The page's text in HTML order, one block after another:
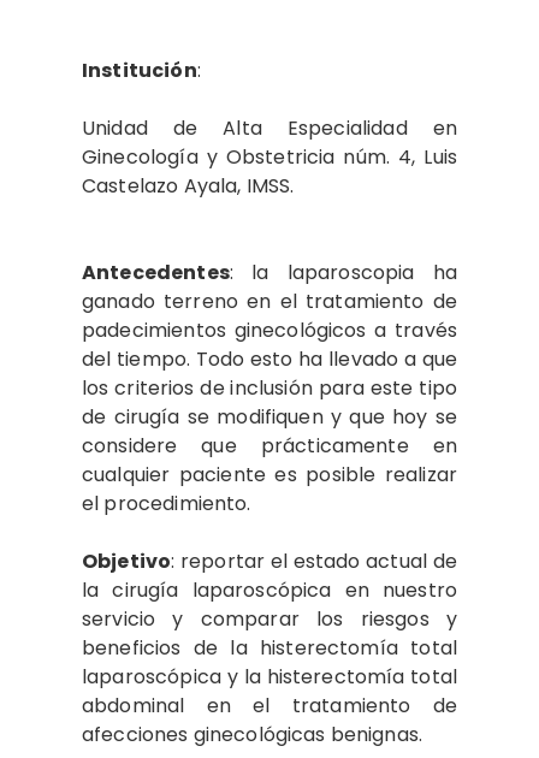
Institución:
Unidad de Alta Especialidad en
Ginecología y Obstetricia núm. 4, Luis
Castelazo Ayala, IMSS.
Antecedentes: la laparoscopia ha
ganado terreno en el tratamiento de
padecimientos ginecológicos a través
del tiempo. Todo esto ha llevado a que
los criterios de inclusión para este tipo
de cirugía se modifiquen y que hoy se
considere que prácticamente en
cualquier paciente es posible realizar
el procedimiento.
Objetivo: reportar el estado actual de
la cirugía laparoscópica en nuestro
servicio y comparar los riesgos y
beneficios de la histerectomía total
laparoscópica y la histerectomía total
abdominal en el tratamiento de
afecciones ginecológicas benignas.